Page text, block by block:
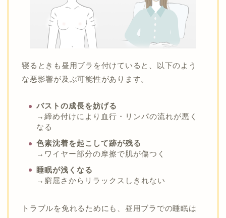
寝るときも昼用ブラを付けていると、以下のよう
な悪影響が及ぶ可能性があります。
バストの成長を妨げる
→締め付けにより血行・リンパの流れが悪く
なる
色素沈着を起こして跡が残る
→ワイヤー部分の摩擦で肌が傷つく
睡眠が浅くなる
→窮屈さからリラックスしきれない
トラブルを免れるためにも、昼用ブラでの睡眠は